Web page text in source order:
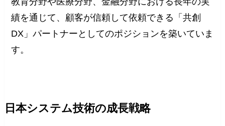
績を通じて、顧客が信頼して依頼できる「共創
DX」パートナーとしてのポジションを築いていま
す。
日本システム技術の成長戦略